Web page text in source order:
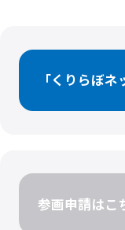
「くりらぼ
参画申請はこ